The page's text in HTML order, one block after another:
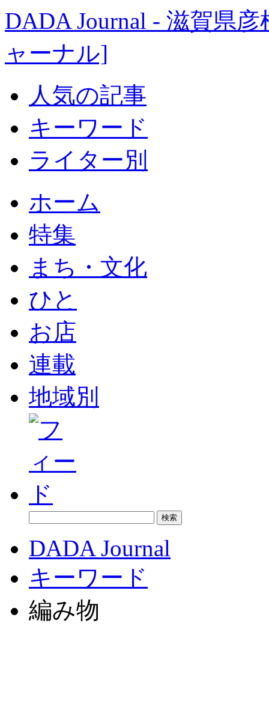
DADA Journal - 滋賀県
ャーナル]
人気の記事
キーワード
ライター別
ホーム
特集
まち・文化
ひと
お店
連載
地域別
DADA Journal
キーワード
編み物